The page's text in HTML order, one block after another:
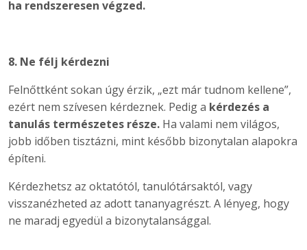
ha rendszeresen végzed.
8. Ne félj kérdezni
Felnőttként sokan úgy érzik, „ezt már tudnom kellene”,
ezért nem szívesen kérdeznek. Pedig a kérdezés a
tanulás természetes része. Ha valami nem világos,
jobb időben tisztázni, mint később bizonytalan alapokra
építeni.
Kérdezhetsz az oktatótól, tanulótársaktól, vagy
visszanézheted az adott tananyagrészt. A lényeg, hogy
ne maradj egyedül a bizonytalansággal.